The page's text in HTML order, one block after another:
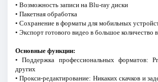
• Возможность записи на Blu-ray диски
• Пакетная обработка
• Сохранение в форматы для мобильных
• Экспорт готового видео в большое количество
Основные функции:
• Поддержка профессиональных форматов:
других
• Прокси-редактирование: Никаких скачков и